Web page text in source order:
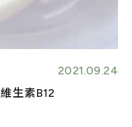
2021.09.24
生素B12